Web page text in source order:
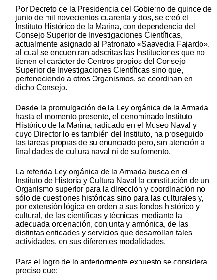
Por Decreto de la Presidencia del Gobierno de quince de
junio de mil novecientos cuarenta y dos, se creó el
Instituto Histórico de la Marina, con dependencia del
Consejo Superior de Investigaciones Científicas,
actualmente asignado al Patronato «Saavedra Fajardo»,
al cual se encuentran adscritas las Instituciones que no
tienen el carácter de Centros propios del Consejo
Superior de Investigaciones Científicas sino que,
perteneciendo a otros Organismos, se coordinan en
dicho Consejo.
Desde la promulgación de la Ley orgánica de la Armada
hasta el momento presente, el denominado Instituto
Histórico de la Marina, radicado en el Museo Naval y
cuyo Director lo es también del Instituto, ha proseguido
las tareas propias de su enunciado pero, sin atención a
finalidades de cultura naval ni de su fomento.
La referida Ley orgánica de la Armada busca en el
Instituto de Historia y Cultura Naval la constitución de un
Organismo superior para la dirección y coordinación no
sólo de cuestiones históricas sino para las culturales y,
por extensión lógica en orden a sus fondos histórico y
cultural, de las científicas y técnicas, mediante la
adecuada ordenación, conjunta y armónica, de las
distintas entidades y servicios que desarrollan tales
actividades, en sus diferentes modalidades.
Para el logro de lo anteriormente expuesto se considera
preciso que: